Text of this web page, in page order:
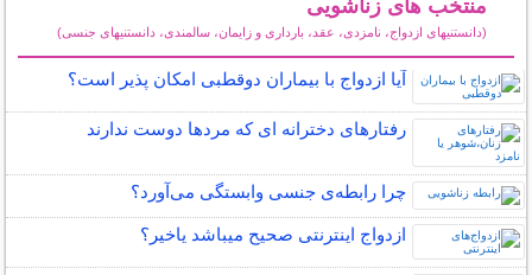
منتخب های زناشویی
(دانستنیهای ازدواج، نامزدی، عقد، بارداری و زایمان، سالمندی، دانستنیهای جنسی)
آیا ازدواج با بیماران دوقطبی امکان پذیر است؟
رفتارهای دخترانه ای که مردها دوست ندارند
چرا رابطه‌ی جنسی وابستگی می‌آورد؟
ازدواج اینترنتی صحیح میباشد یاخیر؟